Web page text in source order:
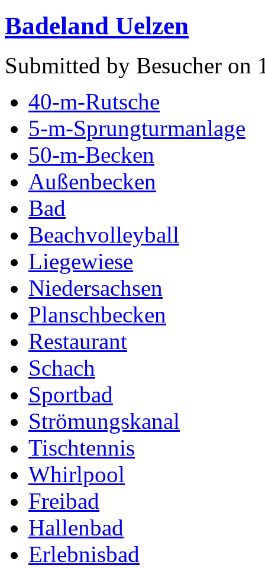
Badeland Uelzen
Submitted by Besucher on
40-m-Rutsche
5-m-Sprungturmanlage
50-m-Becken
Außenbecken
Bad
Beachvolleyball
Liegewiese
Niedersachsen
Planschbecken
Restaurant
Schach
Sportbad
Strömungskanal
Tischtennis
Whirlpool
Freibad
Hallenbad
Erlebnisbad